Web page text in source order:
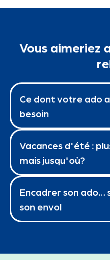
Vous aimeriez
Ce dont votre ado
besoin
Vacances d'été :
mais jusqu'où?
Encadrer son ado…
son envol